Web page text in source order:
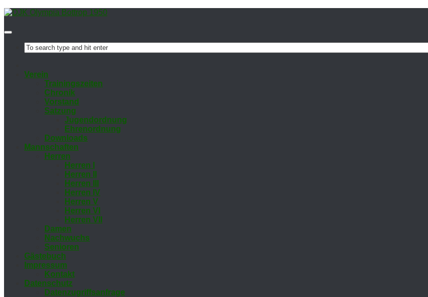
Ver­ein
Trai­nings­zei­ten
Chro­nik
Vor­stand
Sat­zung
Ju­gend­ord­nung
Eh­ren­ord­nung
Down­loads
Mann­schaf­ten
Her­ren
Her­ren I
Her­ren II
Her­ren III
Her­ren IV
Her­ren V
Her­ren VI
Her­ren VII
Da­men
Nach­wuchs
Se­nio­ren
Gäs­te­buch
Im­pres­sum
Kon­takt
Da­ten­schutz
Da­ten­zu­griffs­an­fra­ge